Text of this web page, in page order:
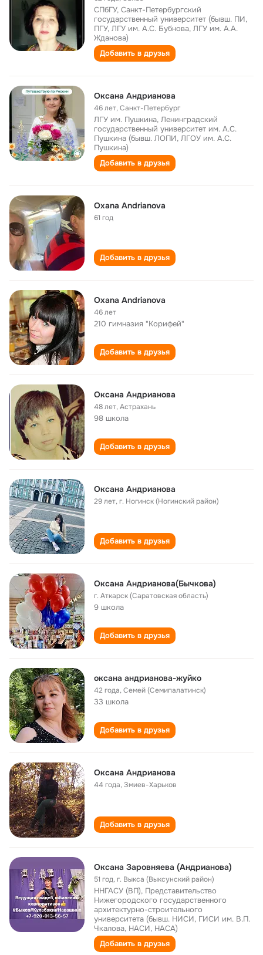
СПбГУ, Санкт-Петербургский
государственный университет (бывш. ПИ,
ПГУ, ЛГУ им. А.С. Бубнова, ЛГУ им. А.А.
Жданова)
Добавить в друзья
Оксана Андрианова
46 лет,Санкт-Петербург
ЛГУ им. Пушкина, Ленинградский
государственный университет им. А.С.
Пушкина (бывш. ЛОПИ, ЛГОУ им. А.С.
Пушкина)
Добавить в друзья
Oxana Andrianova
61 год
Добавить в друзья
Oxana Andrianova
46 лет
210 гимназия "Корифей"
Добавить в друзья
Оксана Андрианова
48 лет,Астрахань
98 школа
Добавить в друзья
Оксана Андрианова
29 лет,г. Ногинск (Ногинский район)
Добавить в друзья
Оксана Андрианова(Бычкова)
г. Аткарск (Саратовская область)
9 школа
Добавить в друзья
оксана андрианова-жуйко
42 года,Семей (Семипалатинск)
33 школа
Добавить в друзья
Оксана Андрианова
44 года,Змиев-Харьков
Добавить в друзья
Оксана Заровняева (Андрианова)
51 год,г. Выкса (Выксунский район)
ННГАСУ (ВП), Представительство
Нижегородского государственного
архитектурно-строительного
университета (бывш. НИСИ, ГИСИ им. В.П.
Чкалова, НАСИ, НАСА)
Добавить в друзья